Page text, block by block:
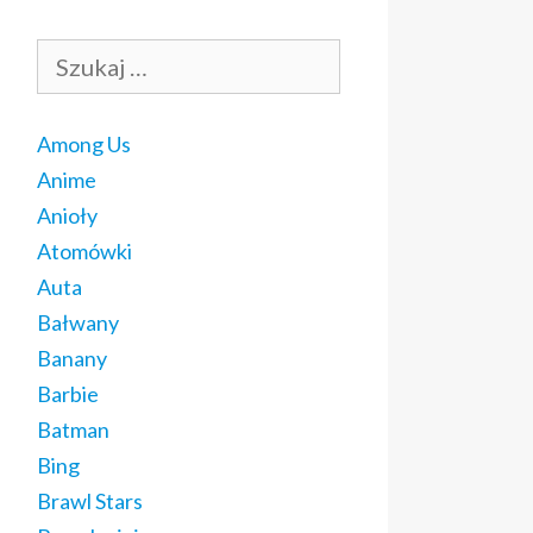
Among Us
Anime
Anioły
Atomówki
Auta
Bałwany
Banany
Barbie
Batman
Bing
Brawl Stars